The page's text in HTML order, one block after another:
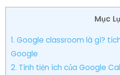
Mục
1. Google classroom là gì?
Google
2. Tính tiện ích của Google